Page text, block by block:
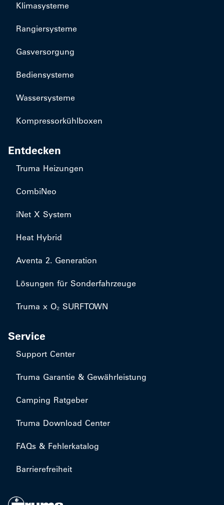
Klimasysteme
Rangiersysteme
Gasversorgung
Bediensysteme
Wassersysteme
Kompressorkühlboxen
Entdecken
Truma Heizungen
CombiNeo
iNet X System
Heat Hybrid
Aventa 2. Generation
Lösungen für Sonderfahrzeuge
Truma x O₂ SURFTOWN
Service
Support Center
Truma Garantie & Gewährleistung
Camping Ratgeber
Truma Download Center
FAQs & Fehlerkatalog
Barrierefreiheit